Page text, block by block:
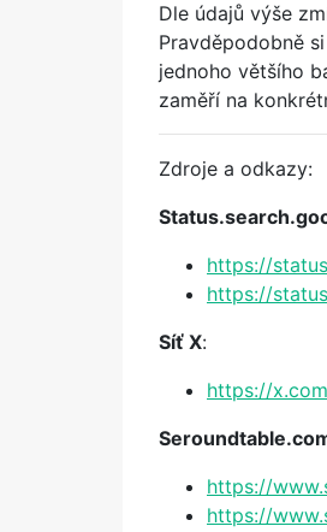
Dle údajů výše
Pravděpodobně
jednoho většího
zaměří na
Zdroje a odkazy:
https://
https://
Síť X:
https://
https://
https://